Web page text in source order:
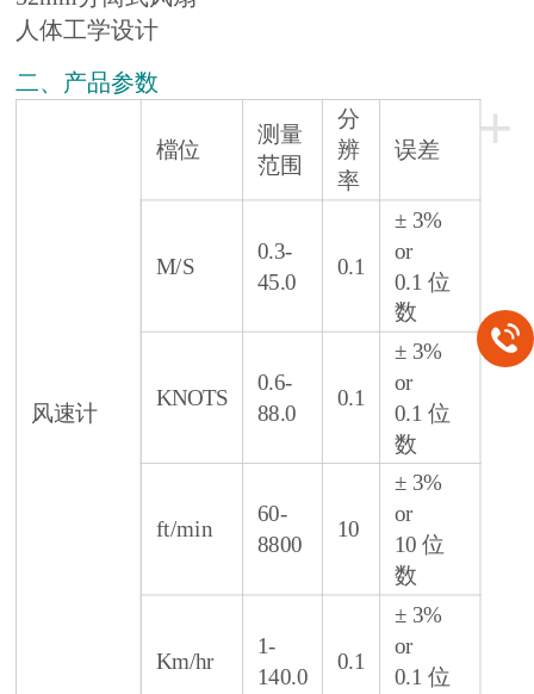
人体工学设计
二、产品参数
+
风速计
檔位
测量
范围
分
辨
率
误差
M/S
0.3-
45.0
0.1
± 3%
or
0.1 位
数
KNOTS
0.6-
88.0
0.1
± 3%
or
0.1 位
数
ft/min
60-
8800
10
± 3%
or
10 位
数
Km/hr
1-
140.0
0.1
± 3%
or
0.1 位